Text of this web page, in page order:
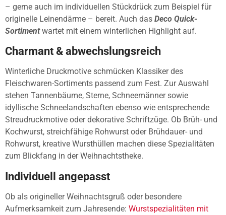
– gerne auch im individuellen Stückdrück zum Beispiel für
originelle Leinendärme – bereit. Auch das Deco Quick-
Sortimentwartet mit einem winterlichen Highlight auf.
Charmant & abwechslungsreich
Winterliche Druckmotive schmücken Klassiker des
Fleischwaren-Sortiments passend zum Fest. Zur Auswahl
stehen Tannenbäume, Sterne, Schneemänner sowie
idyllische Schneelandschaften ebenso wie entsprechende
Streudruckmotive oder dekorative Schriftzüge. Ob Brüh- und
Kochwurst, streichfähige Rohwurst oder Brühdauer- und
Rohwurst, kreative Wursthüllen machen diese Spezialitäten
zum Blickfang in der Weihnachtstheke.
Individuell angepasst
Ob als origineller Weihnachtsgruß oder besondere
Aufmerksamkeit zum Jahresende: Wurstspezialitäten mit